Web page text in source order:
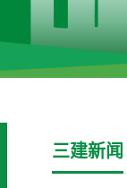
三建新闻